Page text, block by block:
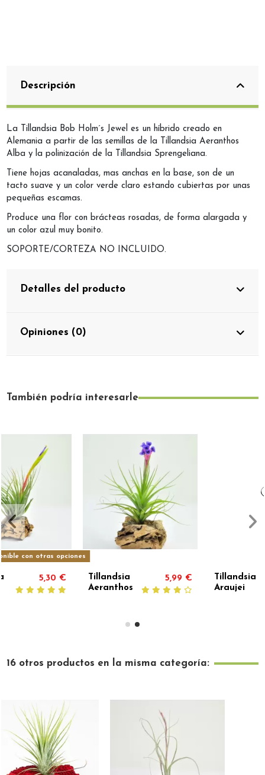
Descripción
La Tillandsia Bob Holm´s Jewel es un híbrido creado en
Alemania a partir de las semillas de la Tillandsia Aeranthos
Alba y la polinización de la Tillandsia Sprengeliana.
Tiene hojas acanaladas, mas anchas en la base, son de un
tacto suave y un color verde claro estando cubiertas por unas
pequeñas escamas.
Produce una flor con brácteas rosadas, de forma alargada y
un color azul muy bonito.
SOPORTE/CORTEZA NO INCLUIDO.
Detalles del producto
Opiniones (0)
También podría interesarle
€
Tillandsia
Araujei
10,00 €
Tillandsia
Ionantha
16 otros productos en la misma categoría: